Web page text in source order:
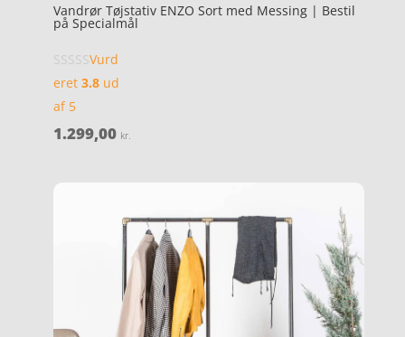
Vandrør Tøjstativ ENZO Sort med Messing | Bestil
på Specialmål
Vurd
eret 3.8ud
af 5
1.299,00 kr.